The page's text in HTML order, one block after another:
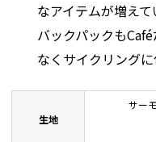
なアイテムが増えて
バックパックも
なくサイクリング
生地
サー